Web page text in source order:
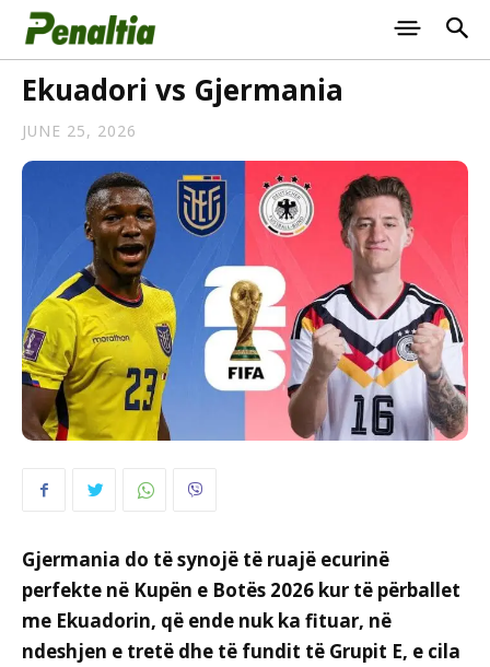
Ekuadori vs Gjermania
JUNE 25, 2026
Gjermania do të synojë të ruajë ecurinë
perfekte në Kupën e Botës 2026 kur të përballet
me Ekuadorin, që ende nuk ka fituar, në
ndeshjen e tretë dhe të fundit të Grupit E, e cila